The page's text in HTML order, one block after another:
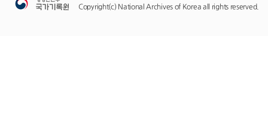
Copyright(c) National Archives of Korea all rights reserved.